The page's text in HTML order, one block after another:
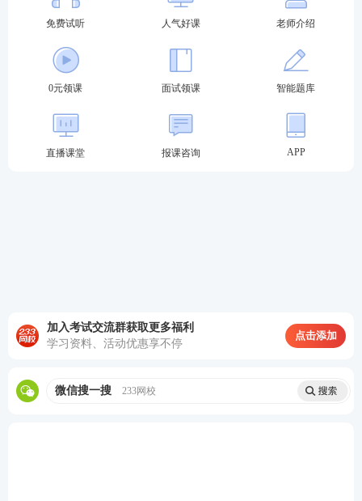
1、以前考过教资，这次报名还需要重新注册吗？
住证。
3、教资报名有年龄限制吗？
教资报名只要未到退休年龄即可。
免费试听 人气好课 老师介绍
0元领课 面试领课 智能题库
直播课堂 报课咨询 APP
加入考试交流群获取更多福利
学习资料、活动优惠享不停
点击添加
微信搜一搜 233网校